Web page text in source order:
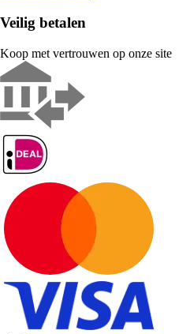
Veilig betalen
Koop met vertrouwen op onze site